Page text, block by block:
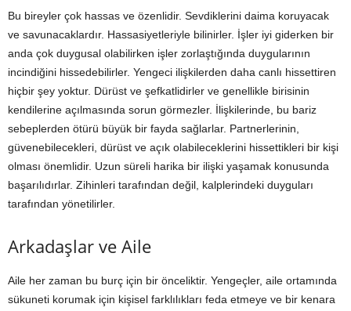
Bu bireyler çok hassas ve özenlidir. Sevdiklerini daima koruyacak
ve savunacaklardır. Hassasiyetleriyle bilinirler. İşler iyi giderken bir
anda çok duygusal olabilirken işler zorlaştığında duygularının
incindiğini hissedebilirler. Yengeci ilişkilerden daha canlı hissettiren
hiçbir şey yoktur. Dürüst ve şefkatlidirler ve genellikle birisinin
kendilerine açılmasında sorun görmezler. İlişkilerinde, bu bariz
sebeplerden ötürü büyük bir fayda sağlarlar. Partnerlerinin,
güvenebilecekleri, dürüst ve açık olabileceklerini hissettikleri bir kişi
olması önemlidir. Uzun süreli harika bir ilişki yaşamak konusunda
başarılıdırlar. Zihinleri tarafından değil, kalplerindeki duyguları
tarafından yönetilirler.
Arkadaşlar ve Aile
Aile her zaman bu burç için bir önceliktir. Yengeçler, aile ortamında
sükuneti korumak için kişisel farklılıkları feda etmeye ve bir kenara